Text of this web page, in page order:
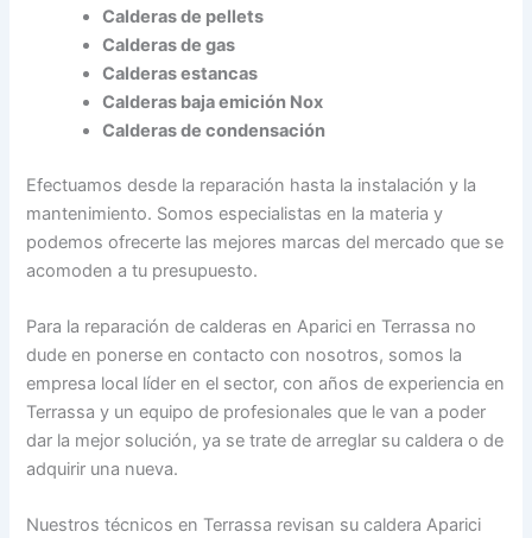
Calderas de pellets
Calderas de gas
Calderas estancas
Calderas baja emición Nox
Calderas de condensación
Efectuamos desde la reparación hasta la instalación y la
mantenimiento. Somos especialistas en la materia y
podemos ofrecerte las mejores marcas del mercado que se
acomoden a tu presupuesto.
Para la reparación de calderas en Aparici en Terrassa no
dude en ponerse en contacto con nosotros, somos la
empresa local líder en el sector, con años de experiencia en
Terrassa y un equipo de profesionales que le van a poder
dar la mejor solución, ya se trate de arreglar su caldera o de
adquirir una nueva.
Nuestros técnicos en Terrassa revisan su caldera Aparici